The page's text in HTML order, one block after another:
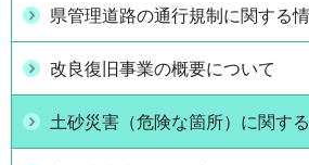
県管理道路の通行規制に関する
改良復旧事業の概要について
土砂災害（危険な箇所）に関す